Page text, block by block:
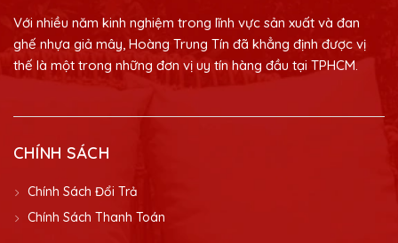
Với nhiều năm kinh nghiệm trong lĩnh vực sản xuất và đan
ghế nhựa giả mây, Hoàng Trung Tín đã khẳng định được vị
thế là một trong những đơn vị uy tín hàng đầu tại TPHCM.
CHÍNH SÁCH
Chính Sách Đổi Trả
Chính Sách Thanh Toán